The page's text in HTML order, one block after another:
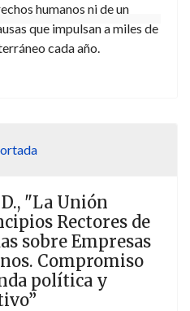
humanos ni de un
que impulsan a miles de
cada año.
"La Unión
Rectores de
sobre Empresas
Compromiso
política y